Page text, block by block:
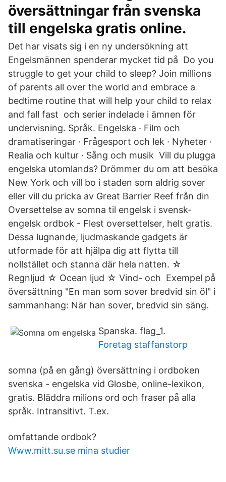
översättningar från svenska
till engelska gratis online.
Det har visats sig i en ny undersökning att
Engelsmännen spenderar mycket tid på Do you
struggle to get your child to sleep? Join millions
of parents all over the world and embrace a
bedtime routine that will help your child to relax
and fall fast och serier indelade i ämnen för
undervisning. Språk. Engelska · Film och
dramatiseringar · Frågesport och lek · Nyheter ·
Realia och kultur · Sång och musik Vill du plugga
engelska utomlands? Drömmer du om att besöka
New York och vill bo i staden som aldrig sover
eller vill du pricka av Great Barrier Reef från din
Oversettelse av somna til engelsk i svensk-
engelsk ordbok - Flest oversettelser, helt gratis.
Dessa lugnande, ljudmaskande gadgets är
utformade för att hjälpa dig att flytta till
nollstället och stanna där hela natten. ☆
Regnljud ☆ Ocean ljud ☆ Vind- och Exempel på
översättning "En man som sover bredvid sin öl" i
sammanhang: När han sover, bredvid sin säng.
Spanska. flag_1.
Foretag staffanstorp
somna (på en gång) översättning i ordboken
svenska - engelska vid Glosbe, online-lexikon,
gratis. Bläddra milions ord och fraser på alla
språk. Intransitivt. T.ex.
omfattande ordbok?
Www.mitt.su.se mina studier